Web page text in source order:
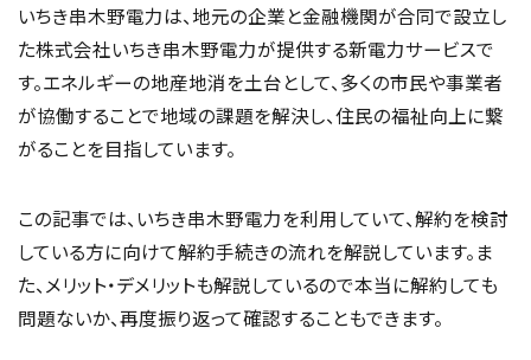
いちき串木野電力は、地元の企業と金融機関が合同で設立し
た株式会社いちき串木野電力が提供する新電力サービスで
す。エネルギーの地産地消を土台として、多くの市民や事業者
が協働することで地域の課題を解決し、住民の福祉向上に繋
がることを目指しています。
この記事では、いちき串木野電力を利用していて、解約を検討
している方に向けて解約手続きの流れを解説しています。ま
た、メリット・デメリットも解説しているので本当に解約しても
問題ないか、再度振り返って確認することもできます。